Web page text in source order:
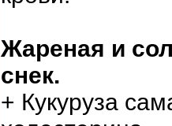
Жареная и
снек.
+ Кукуруза